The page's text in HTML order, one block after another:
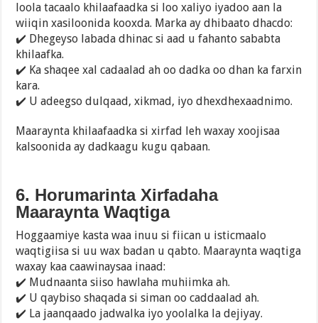
loola tacaalo khilaafaadka si loo xaliyo iyadoo aan la
wiiqin xasiloonida kooxda. Marka ay dhibaato dhacdo:
✔️ Dhegeyso labada dhinac si aad u fahanto sababta
khilaafka.
✔️ Ka shaqee xal cadaalad ah oo dadka oo dhan ka farxin
kara.
✔️ U adeegso dulqaad, xikmad, iyo dhexdhexaadnimo.
Maaraynta khilaafaadka si xirfad leh waxay xoojisaa
kalsoonida ay dadkaagu kugu qabaan.
6. Horumarinta Xirfadaha
Maaraynta Waqtiga
Hoggaamiye kasta waa inuu si fiican u isticmaalo
waqtigiisa si uu wax badan u qabto. Maaraynta waqtiga
waxay kaa caawinaysaa inaad:
✔️ Mudnaanta siiso hawlaha muhiimka ah.
✔️ U qaybiso shaqada si siman oo caddaalad ah.
✔️ La jaanqaado jadwalka iyo yoolalka la dejiyay.